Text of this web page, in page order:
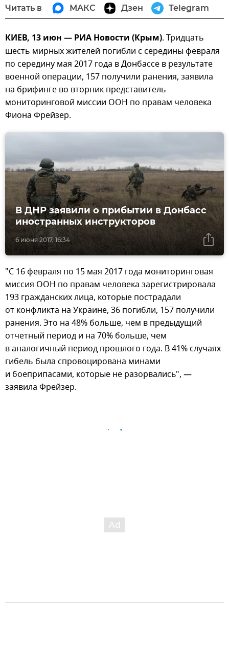
Читать в МАКС Дзен Telegram
КИЕВ, 13 июн — РИА Новости (Крым). Тридцать
шесть мирных жителей погибли с середины февраля
по середину мая 2017 года в Донбассе в результате
военной операции, 157 получили ранения, заявила
на брифинге во вторник представитель
мониторинговой миссии ООН по правам человека
Фиона Фрейзер.
6 июня 2017, 16:34
В ДНР заявили о прибытии в Донбасс
иностранных инструкторов
"С 16 февраля по 15 мая 2017 года мониторинговая
миссия ООН по правам человека зарегистрировала
193 гражданских лица, которые пострадали
от конфликта на Украине, 36 погибли, 157 получили
ранения. Это на 48% больше, чем в предыдущий
отчетный период и на 70% больше, чем
в аналогичный период прошлого года. В 41% случаях
гибель была спровоцирована минами
и боеприпасами, которые не разорвались", —
заявила Фрейзер.